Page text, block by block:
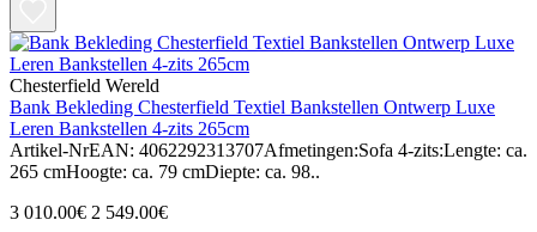
Chesterfield Wereld
Bank Bekleding Chesterfield Textiel Bankstellen Ontwerp Luxe
Leren Bankstellen 4-zits 265cm
Artikel-NrEAN: 4062292313707Afmetingen:Sofa 4-zits:Lengte: ca.
265 cmHoogte: ca. 79 cmDiepte: ca. 98..
3 010.00€ 2 549.00€